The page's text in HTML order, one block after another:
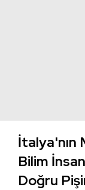
İtalya'nın
Bilim
Doğru